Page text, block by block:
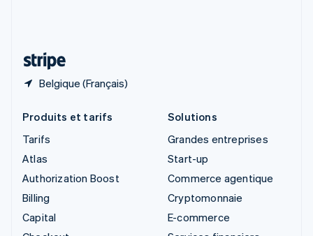
Belgique (Français)
Produits et tarifs
Tarifs
Atlas
Authorization Boost
Billing
Capital
Solutions
Grandes entreprises
Start-up
Commerce agentique
Cryptomonnaie
E-commerce